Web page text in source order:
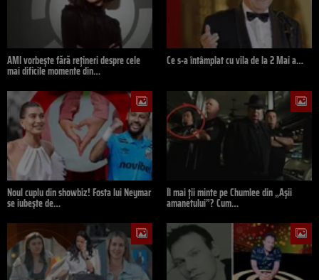
AMI vorbește fără rețineri despre cele
mai dificile momente din…
Ce s-a întâmplat cu vila de la 2 Mai a…
Noul cuplu din showbiz! Fosta lui Neymar
se iubește de…
Îl mai ții minte pe Chumlee din „Așii
amanetului”? Cum…